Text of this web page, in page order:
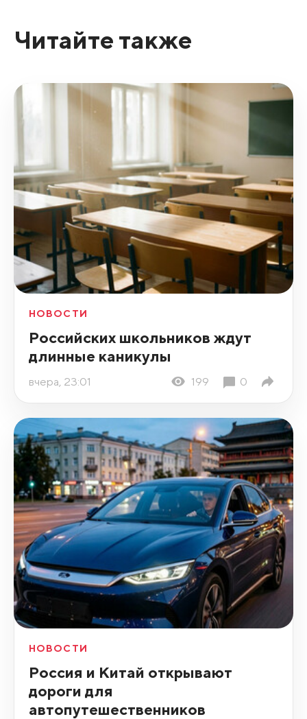
Читайте также
НОВОСТИ
Российских школьников ждут
длинные каникулы
вчера, 23:01 199 0
НОВОСТИ
Россия и Китай открывают
дороги для
автопутешественников